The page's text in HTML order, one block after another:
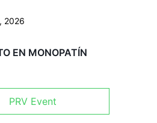
2026
EN MONOPATÍN
PRV Event